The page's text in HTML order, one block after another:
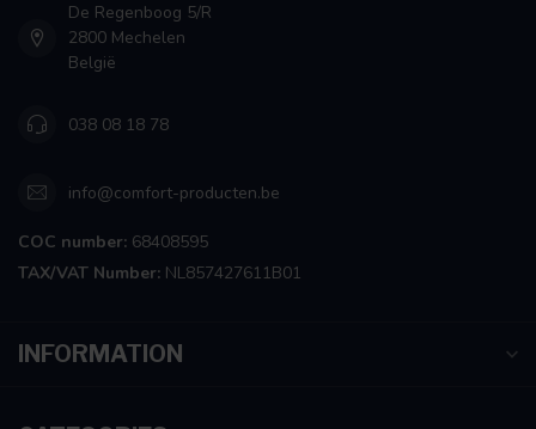
De Regenboog 5/R
2800 Mechelen
België
038 08 18 78
info@comfort-producten.be
COC number: 68408595
TAX/VAT Number: NL857427611B01
INFORMATION